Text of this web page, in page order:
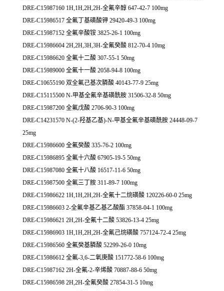
DRE-C15987160 1H,1H,2H,2H-全氟辛醇 647-42-7 100mg
DRE-C15986517 全氟丁基磺酸钾 29420-49-3 100mg
DRE-C15987152 全氟辛酸铵 3825-26-1 100mg
DRE-C15986604 2H,2H,3H,3H-全氟癸酸 812-70-4 10mg
DRE-C15986620 全氟十二酸 307-55-1 50mg
DRE-C15989000 全氟十一酸 2058-94-8 100mg
DRE-C10655190 双全氟己基次膦酸 40143-77-9 25mg
DRE-C15115500 N-甲基全氟辛基磺酰胺 31506-32-8 50mg
DRE-C15987200 全氟戊酸 2706-90-3 100mg
DRE-C14231570 N-(2-羟基乙基)-N-甲基全氟辛基磺酰胺 24448-09-7
25mg
DRE-C15986600 全氟癸酸 335-76-2 100mg
DRE-C15986895 全氟十六酸 67905-19-5 50mg
DRE-C15987080 全氟十八酸 16517-11-6 50mg
DRE-C15987500 全氟三丁胺 311-89-7 100mg
DRE-C15986622 1H,1H,2H,2H-全氟十二烷磺酸 120226-60-0 25mg
DRE-C15986603 2-全氟辛基乙基乙酸酯 37858-04-1 100mg
DRE-C15986621 2H,2H-全氟十二酸 53826-13-4 25mg
DRE-C15986903 1H,1H,2H,2H-全氟己烷磺酸 757124-72-4 25mg
DRE-C15986560 全氟癸基膦酸 52299-26-0 10mg
DRE-C15986612 全氟-3,6-二氧庚酸 151772-58-6 100mg
DRE-C15987162 2H-全氟-2-辛烯酸 70887-88-6 50mg
DRE-C15986598 2H,2H-全氟癸酸 27854-31-5 10mg